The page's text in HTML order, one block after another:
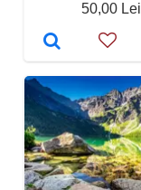
50,00 Lei